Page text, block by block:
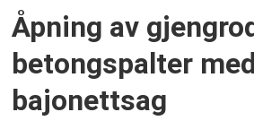
Åpning av
betongspalter med
bajonettsag